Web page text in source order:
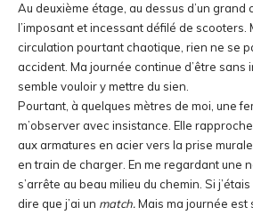
Au deuxième étage, au dessus d’un grand
l’imposant et incessant défilé de scooters.
circulation pourtant chaotique, rien ne se
accident. Ma journée continue d’être sans
semble vouloir y mettre du sien.
Pourtant, à quelques mètres de moi, une
m’observer avec insistance. Elle
aux armatures en acier vers la prise
en train de charger. En me regardant une
s’arrête au beau milieu du chemin. Si
dire que j’ai un match.Mais ma journée est